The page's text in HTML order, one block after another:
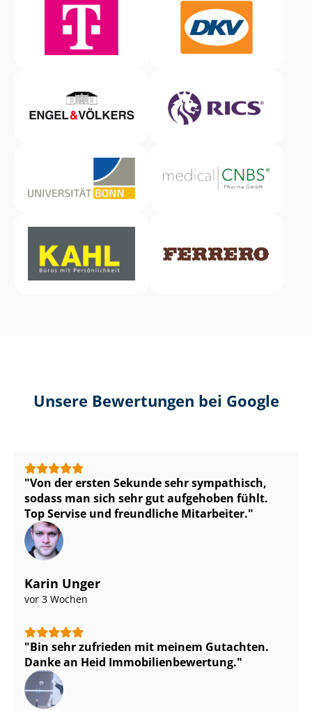
Unsere Bewertungen bei Google
Von der ersten Sekunde sehr sympathisch,
sodass man sich sehr gut aufgehoben fühlt.
Top Servise und freundliche Mitarbeiter.
Karin Unger
vor 3 Wochen
Bin sehr zufrieden mit meinem Gutachten.
Danke an Heid Im­mo­bi­li­en­be­wer­tung.